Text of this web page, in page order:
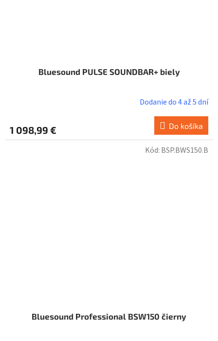
Bluesound PULSE SOUNDBAR+ biely
Dodanie do 4 až 5 dní
1 098,99 € Do košíka
Bluesound Professional BSW150 čierny
Kód: BSP.BWS150.B